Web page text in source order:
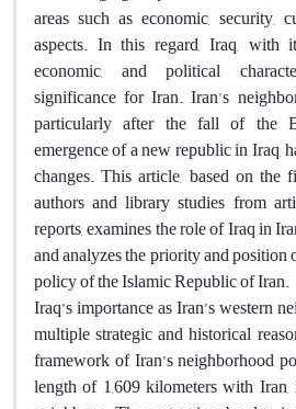
areas such as economic, security,
aspects. In this regard, Iraq, with
economic, and political
significance for Iran. Iran's
particularly after the fall of the
emergence of a new republic in Iraq,
changes. This article, based on the
authors and library studies from
reports, examines the role of Iraq in
and analyzes the priority and
policy of the Islamic Republic of Iran.
Iraq’s importance as Iran’s western
multiple strategic and historical
framework of Iran’s neighborhood
length of 1,609 kilometers with